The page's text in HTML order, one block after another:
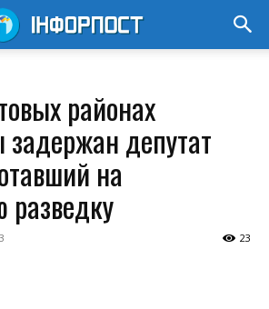
районах
депутат
на
разведку
23